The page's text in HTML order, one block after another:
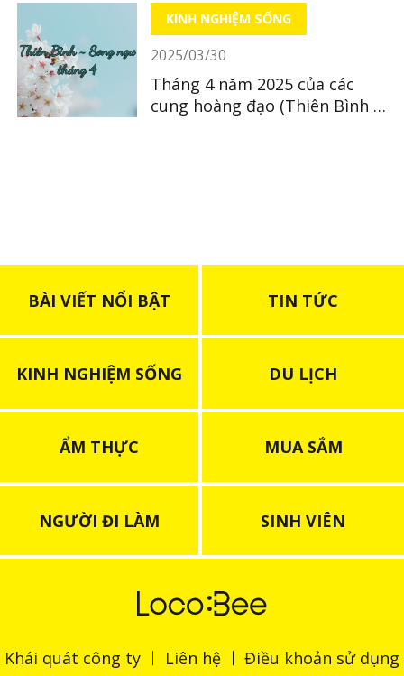
KINH NGHIỆM SỐNG
2025/03/30
Tháng 4 năm 2025 của các
cung hoàng đạo (Thiên Bình ~
BÀI VIẾT NỔI BẬT TIN TỨC
KINH NGHIỆM SỐNG DU LỊCH
ẨM THỰC MUA SẮM
NGƯỜI ĐI LÀM SINH VIÊN
Khái quát công ty Liên hệ Điều khoản sử dụng